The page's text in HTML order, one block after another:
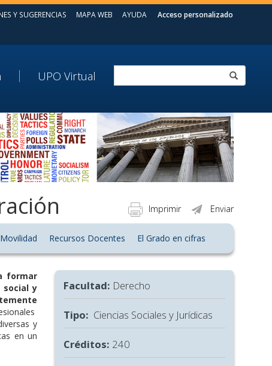
Acceso personalizado
Y SUGERENCIAS MAPA WEB AYUDA
UPO Virtual
Enviar
Imprimir
Movilidad Recursos Docentes El Grado en cifras
formar
social y
y
en un
Facultad: Derecho
Tipo: Ciencias Sociales y Jurídicas
Créditos: 240